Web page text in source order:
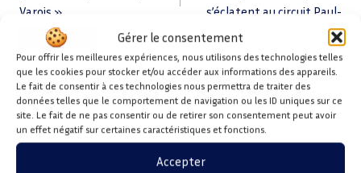
Gérer le consentement
Pour offrir les meilleures expériences, nous utilisons des technologies telles
que les cookies pour stocker et/ou accéder aux informations des appareils.
Le fait de consentir à ces technologies nous permettra de traiter des
données telles que le comportement de navigation ou les ID uniques sur ce
site. Le fait de ne pas consentir ou de retirer son consentement peut avoir
un effet négatif sur certaines caractéristiques et fonctions.
Accepter
Varois »
s’éclatent au circuit Paul-
Ricard
Publications similaires